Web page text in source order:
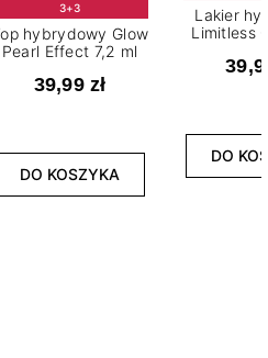
3+3
hybrydowy Glow
Pearl Effect 7,2 ml
39,99 zł
DO KOSZYKA
Lakier
Limitless
DO